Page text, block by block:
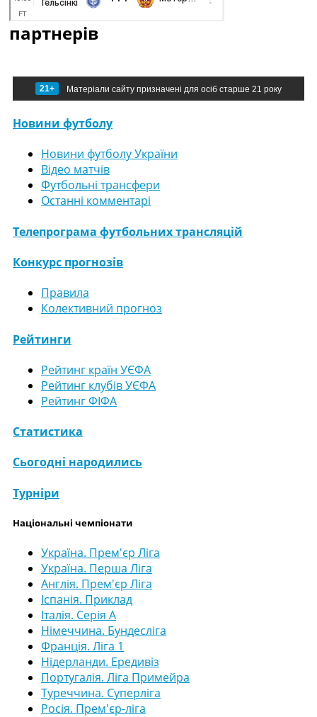
партнерів
21+ Матеріали сайту призначені для осіб старше 21 року
Новини футболу
Новини футболу України
Відео матчів
Футбольні трансфери
Останні комментарі
Телепрограма футбольних трансляцій
Конкурс прогнозів
Правила
Колективний прогноз
Рейтинги
Рейтинг країн УЄФА
Рейтинг клубів УЄФА
Рейтинг ФІФА
Статистика
Сьогодні народились
Турніри
Національні чемпіонати
Україна. Прем'єр Ліга
Україна. Перша Ліга
Англія. Прем'єр Ліга
Іспанія. Приклад
Італія. Серія А
Німеччина. Бундесліга
Франція. Ліга 1
Нідерланди. Ередивіз
Португалія. Ліга Примейра
Туреччина. Суперліга
Росія. Прем'єр-ліга